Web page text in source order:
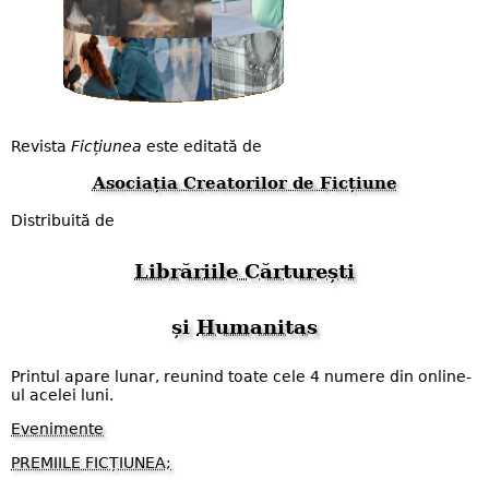
Revista Ficțiunea este editată de
Asociația Creatorilor de Ficțiune
Distribuită de
Librăriile Cărturești
șiHumanitas
Printul apare lunar, reunind toate cele 4 numere din online-
ul acelei luni.
Evenimente
PREMIILE FICȚIUNEA;